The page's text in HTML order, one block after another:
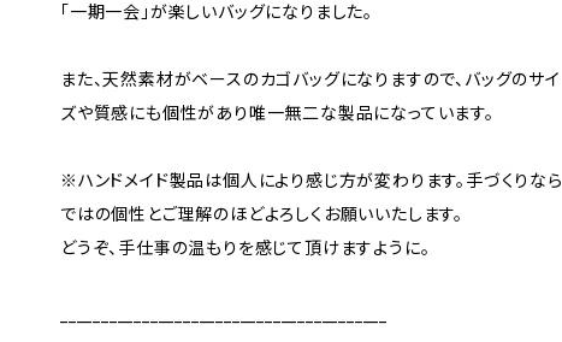
「一期一会」が楽しいバッグになりました。
また、天然素材がベースのカゴバッグになりますので、バッグのサイ
ズや質感にも個性があり唯一無二な製品になっています。
※ハンドメイド製品は個人により感じ方が変わります。手づくりなら
ではの個性とご理解のほどよろしくお願いいたします。
どうぞ、手仕事の温もりを感じて頂けますように。